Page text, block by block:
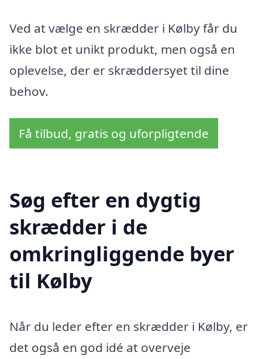
Ved at vælge en skrædder i Kølby får du
ikke blot et unikt produkt, men også en
oplevelse, der er skræddersyet til dine
behov.
Få tilbud, gratis og uforpligtende
Søg efter en dygtig
skrædder i de
omkringliggende byer
til Kølby
Når du leder efter en skrædder i Kølby, er
det også en god idé at overveje